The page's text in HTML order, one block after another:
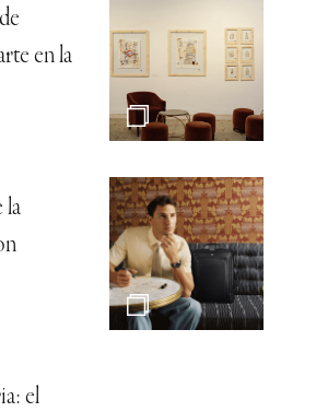
en la
la
el